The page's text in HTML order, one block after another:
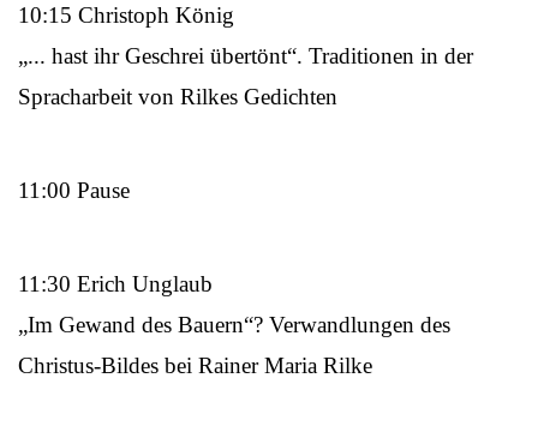
10:15 Christoph König
„... hast ihr Geschrei übertönt“. Traditionen in der
Spracharbeit von Rilkes Gedichten
11:00 Pause
11:30 Erich Unglaub
„Im Gewand des Bauern“? Verwandlungen des
Christus-Bildes bei Rainer Maria Rilke